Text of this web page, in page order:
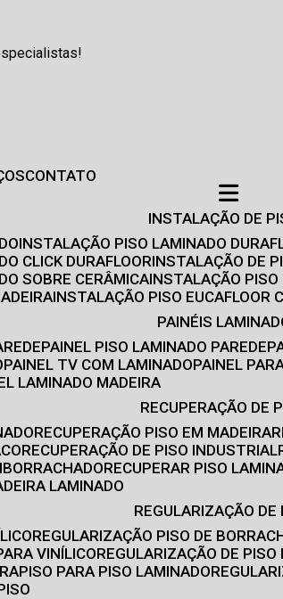
CONTATO
INSTALAÇÃO DE
INSTALAÇÃO PISO LAMINADO
CLICK DURAFLOOR INSTALAÇÃO DE
SOBRE CERÂMICA INSTALAÇÃO PISO
INSTALAÇÃO PISO EUCAFLOOR
PAINÉIS
PAINEL PISO LAMINADO PAREDE
PAINEL TV COM LAMINADO PAINEL
LAMINADO MADEIRA
RECUPERAÇÃO DE
RECUPERAÇÃO PISO EM MADEIRA
RECUPERAÇÃO DE PISO INDUSTRIAL
RECUPERAR PISO
LAMINADO
REGULARIZAÇÃO DE
REGULARIZAÇÃO PISO DE
VINÍLICO REGULARIZAÇÃO DE
PARA PISO LAMINADO